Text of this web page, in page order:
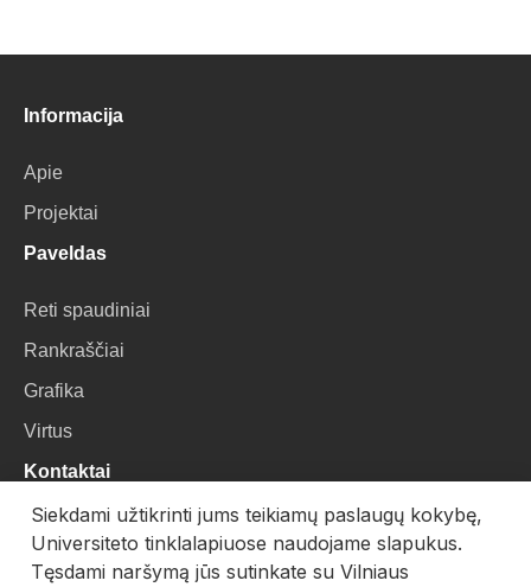
Informacija
Apie
Projektai
Paveldas
Reti spaudiniai
Rankraščiai
Grafika
Virtus
Kontaktai
VU Biblioteka
Universiteto g. 3, LT-01122, Vilnius
Siekdami užtikrinti jums teikiamų paslaugų kokybę,
Universiteto tinklalapiuose naudojame slapukus.
Tęsdami naršymą jūs sutinkate su Vilniaus